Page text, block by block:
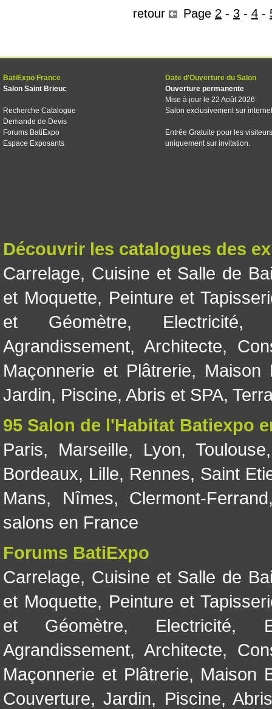
retour Page 2 - 3 - 4 -
BatiExpo France
Salon Saint Brieuc
Recherche Catalogue
Demande de Devis
Forums BatiExpo
Espace Exposants
Date d'Ouverture du Salon
Ouverture permanente
Mise à jour le 22 Août 2026
Salon exclusivement sur internet
Entrée Gratuite pour les visiteurs
uniquement sur invitation.
Découvrir les catalogues des
Carrelage, Cuisine et Salle de
et Moquette, Peinture et
et Géomètre, Electricité
Agrandissement, Architecte,
Maçonnerie et Plâtrerie, Maison
Jardin, Piscine, Abris et SPA,
95 Salon de l'Habitat Batiexpo
Paris, Marseille, Lyon, Toulouse
Bordeaux, Lille, Rennes, Saint
Mans, Nîmes, Clermont-Ferrand
salons en France
Forums BatiExpo
Carrelage, Cuisine et Salle de
et Moquette, Peinture et
et Géomètre, Electricité,
Agrandissement, Architecte,
Maçonnerie et Plâtrerie, Maison
Couverture,Jardin, Piscine,